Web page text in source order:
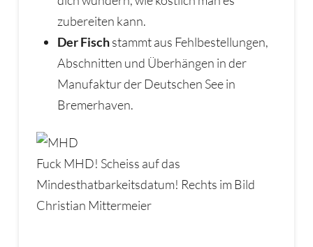
zubereiten kann.
Der Fischstammt aus Fehlbestellungen,
Abschnitten und Überhängen in der
Manufaktur der Deutschen See in
Bremerhaven.
Fuck MHD! Scheiss auf das
Mindesthatbarkeitsdatum! Rechts im Bild
Christian Mittermeier